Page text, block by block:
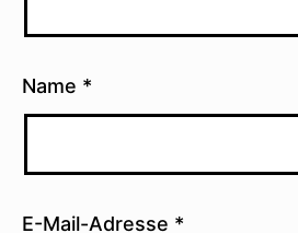
Name *
E-Mail-Adresse *